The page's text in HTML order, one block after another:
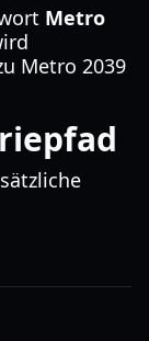
Metro
Metro 2039